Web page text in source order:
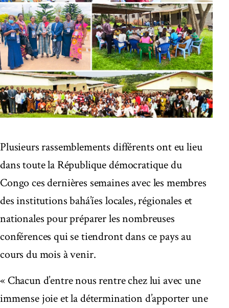
Plusieurs rassemblements différents ont eu lieu
dans toute la République démocratique du
Congo ces dernières semaines avec les membres
des institutions bahá’íes locales, régionales et
nationales pour préparer les nombreuses
conférences qui se tiendront dans ce pays au
cours du mois à venir.
« Chacun d’entre nous rentre chez lui avec une
immense joie et la détermination d’apporter une